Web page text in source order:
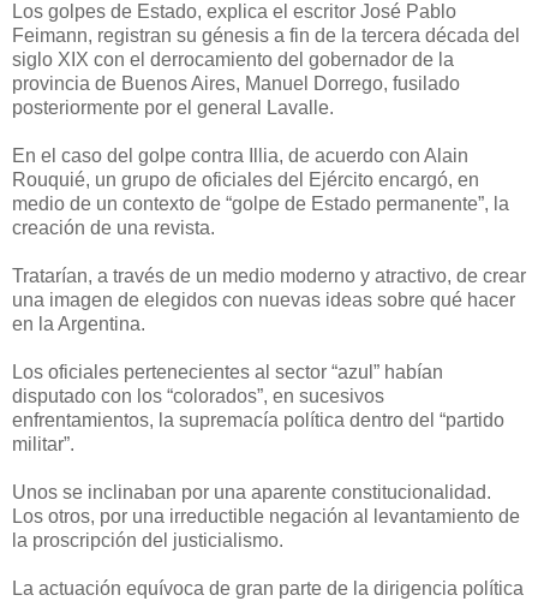
Los golpes de Estado, explica el escritor José Pablo
Feimann, registran su génesis a fin de la tercera década del
siglo XIX con el derrocamiento del gobernador de la
provincia de Buenos Aires, Manuel Dorrego, fusilado
posteriormente por el general Lavalle.
En el caso del golpe contra Illia, de acuerdo con Alain
Rouquié, un grupo de oficiales del Ejército encargó, en
medio de un contexto de “golpe de Estado permanente”, la
creación de una revista.
Tratarían, a través de un medio moderno y atractivo, de crear
una imagen de elegidos con nuevas ideas sobre qué hacer
en la Argentina.
Los oficiales pertenecientes al sector “azul” habían
disputado con los “colorados”, en sucesivos
enfrentamientos, la supremacía política dentro del “partido
militar”.
Unos se inclinaban por una aparente constitucionalidad.
Los otros, por una irreductible negación al levantamiento de
la proscripción del justicialismo.
La actuación equívoca de gran parte de la dirigencia política